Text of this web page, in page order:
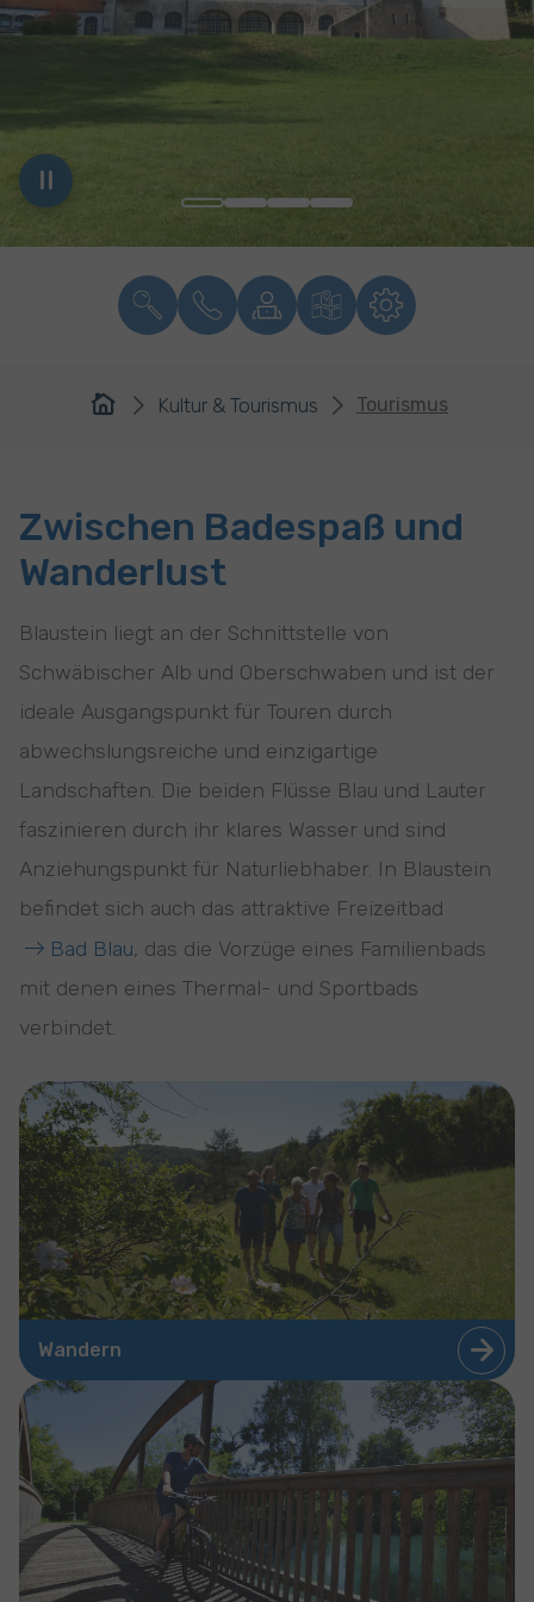
Kultur & Tourismus Tourismus
Zwischen Badespaß und
Wanderlust
Blaustein liegt an der Schnittstelle von
Schwäbischer Alb und Oberschwaben und ist der
ideale Ausgangspunkt für Touren durch
abwechslungsreiche und einzigartige
Landschaften. Die beiden Flüsse Blau und Lauter
faszinieren durch ihr klares Wasser und sind
Anziehungspunkt für Naturliebhaber. In Blaustein
befindet sich auch das attraktive Freizeitbad
Bad Blau, das die Vorzüge eines Familienbads
mit denen eines Thermal- und Sportbads
verbindet.
Wandern